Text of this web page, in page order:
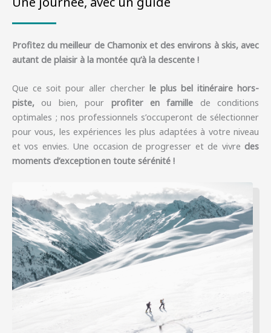
Profitez du meilleur de Chamonix et des environs à skis, avec
autant de plaisir à la montée qu’à la descente !
Que ce soit pour aller chercher le plus bel itinéraire hors-
piste, ou bien, pour profiter en famille de conditions
optimales ; nos professionnels s’occuperont de sélectionner
pour vous, les expériences les plus adaptées à votre niveau
et vos envies. Une occasion de progresser et de vivre des
moments d’exceptionen toute sérénité !